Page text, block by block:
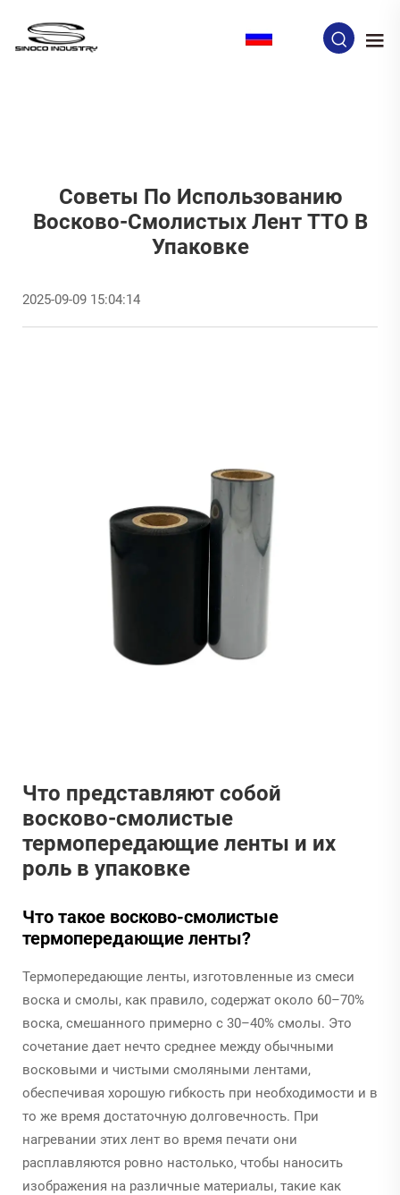
Советы По Использованию
Восково-Смолистых Лент TTO В
Упаковке
2025-09-09 15:04:14
Что представляют собой
восково-смолистые
термопередающие ленты и их
роль в упаковке
Что такое восково-смолистые
термопередающие ленты?
Термопередающие ленты, изготовленные из смеси
воска и смолы, как правило, содержат около 60–70%
воска, смешанного примерно с 30–40% смолы. Это
сочетание дает нечто среднее между обычными
восковыми и чистыми смоляными лентами,
обеспечивая хорошую гибкость при необходимости и в
то же время достаточную долговечность. При
нагревании этих лент во время печати они
расплавляются ровно настолько, чтобы наносить
изображения на различные материалы, такие как